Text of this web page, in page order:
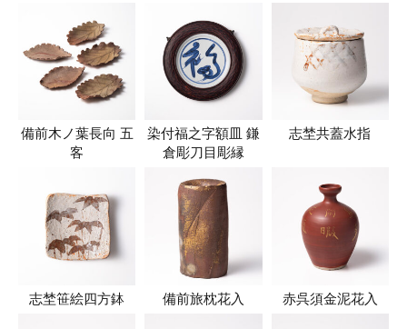
備前木ノ葉長向 五
客
染付福之字額皿 鎌
倉彫刀目彫縁
志埜共蓋水指
志埜笹絵四方鉢 備前旅枕花入 赤呉須金泥花入